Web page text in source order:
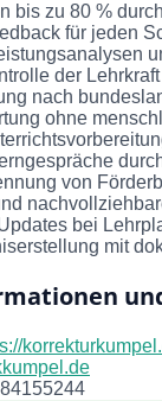
bis zu 80 %
für jeden
der
nach
ohne
von
bei
mit